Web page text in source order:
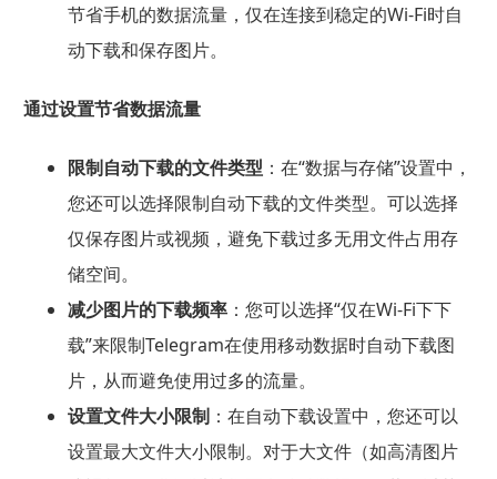
节省手机的数据流量，仅在连接到稳定的Wi-Fi时自
动下载和保存图片。
通过设置节省数据流量
限制自动下载的文件类型 ：在“数据与存储”设置中，
您还可以选择限制自动下载的文件类型。可以选择
仅保存图片或视频，避免下载过多无用文件占用存
储空间。
减少图片的下载频率：您可以选择“仅在Wi-Fi下下
载”来限制Telegram在使用移动数据时自动下载图
片，从而避免使用过多的流量。
设置文件大小限制：在自动下载设置中，您还可以
设置最大文件大小限制。对于大文件（如高清图片